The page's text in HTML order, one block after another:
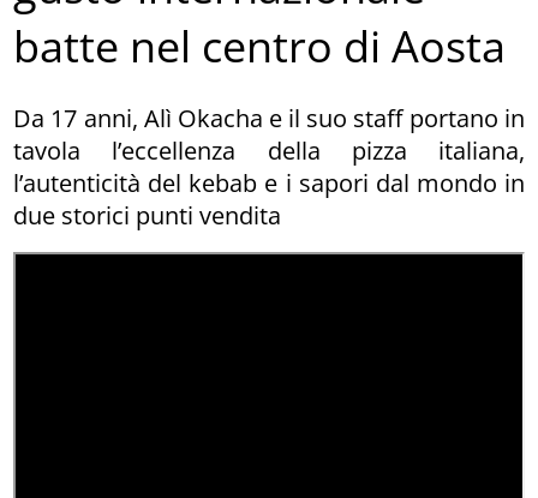
batte nel centro di Aosta
Da 17 anni, Alì Okacha e il suo staff portano in
tavola l’eccellenza della pizza italiana,
l’autenticità del kebab e i sapori dal mondo in
due storici punti vendita